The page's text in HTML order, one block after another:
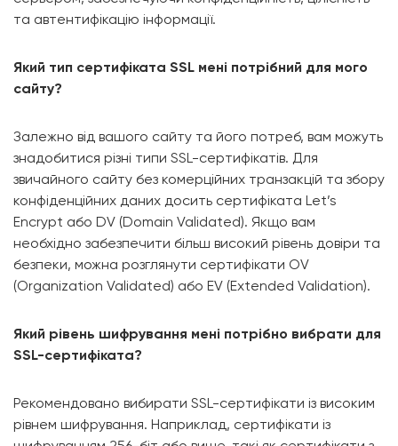
та автентифікацію інформації.
Який тип сертифіката SSL мені потрібний для мого
сайту?
Залежно від вашого сайту та його потреб, вам можуть
знадобитися різні типи SSL-сертифікатів. Для
звичайного сайту без комерційних транзакцій та збору
конфіденційних даних досить сертифіката Let’s
Encrypt або DV (Domain Validated). Якщо вам
необхідно забезпечити більш високий рівень довіри та
безпеки, можна розглянути сертифікати OV
(Organization Validated) або EV (Extended Validation).
Який рівень шифрування мені потрібно вибрати для
SSL-сертифіката?
Рекомендовано вибирати SSL-сертифікати із високим
рівнем шифрування. Наприклад, сертифікати із